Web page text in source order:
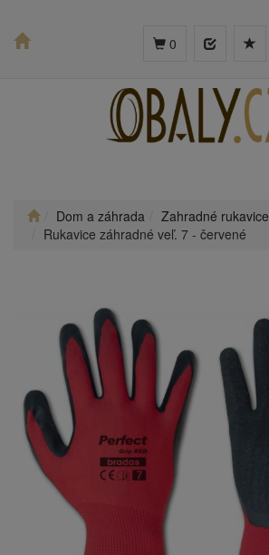
0
Dom a záhrada
Zahradné rukavice
Rukavice záhradné veľ. 7 - červené